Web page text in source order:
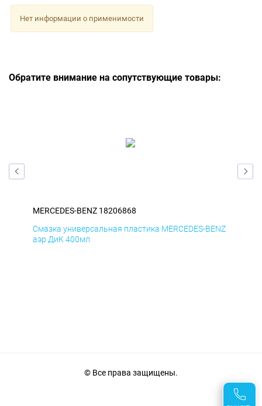
Нет информации о применимости
Обратите внимание на сопутствующие товары:
MERCEDES-BENZ 18206868
Смазка универсальная пластика MERCEDES-BENZ
аэр ДиК 400мл
© Все права защищены.